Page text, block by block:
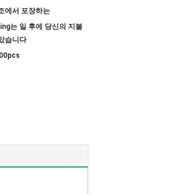
에서 포장하는
는 일 후에 당신의 지불
습니다